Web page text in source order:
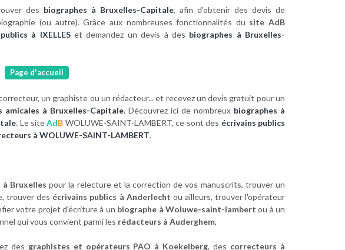
des biographes à Bruxelles-Capitale, afin d'obtenir des devis de
(ou autre). Grâce aux nombreuses fonctionnalités du site AdB
à IXELLESet demandez un devis à des biographes à Bruxelles-
Page d'accueil
un graphiste ou un rédacteur... et recevez un devis gratuit pour un
amicales à Bruxelles-Capitale. Découvrez ici de nombreux biographes à
. Le siteAdB WOLUWE-SAINT-LAMBERT, ce sont des écrivains publics
à WOLUWE-SAINT-LAMBERT.
Bruxelles pour la relecture et la correction de vos manuscrits, trouver un
trouver des écrivains publics à Anderlecht ou ailleurs, trouver l'opérateur
votre projet d'écriture à un biographe à Woluwe-saint-lambert ou à un
qui vous convient parmi les rédacteurs à Auderghem,
des graphistes et opérateurs PAO à Koekelberg, des correcteurs à